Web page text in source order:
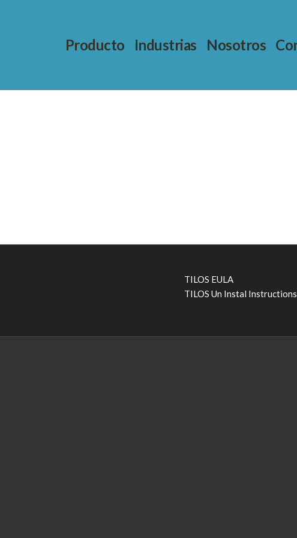
Producto Industrias Nosotros
TILOS EULA
TILOS Un Instal Instructions